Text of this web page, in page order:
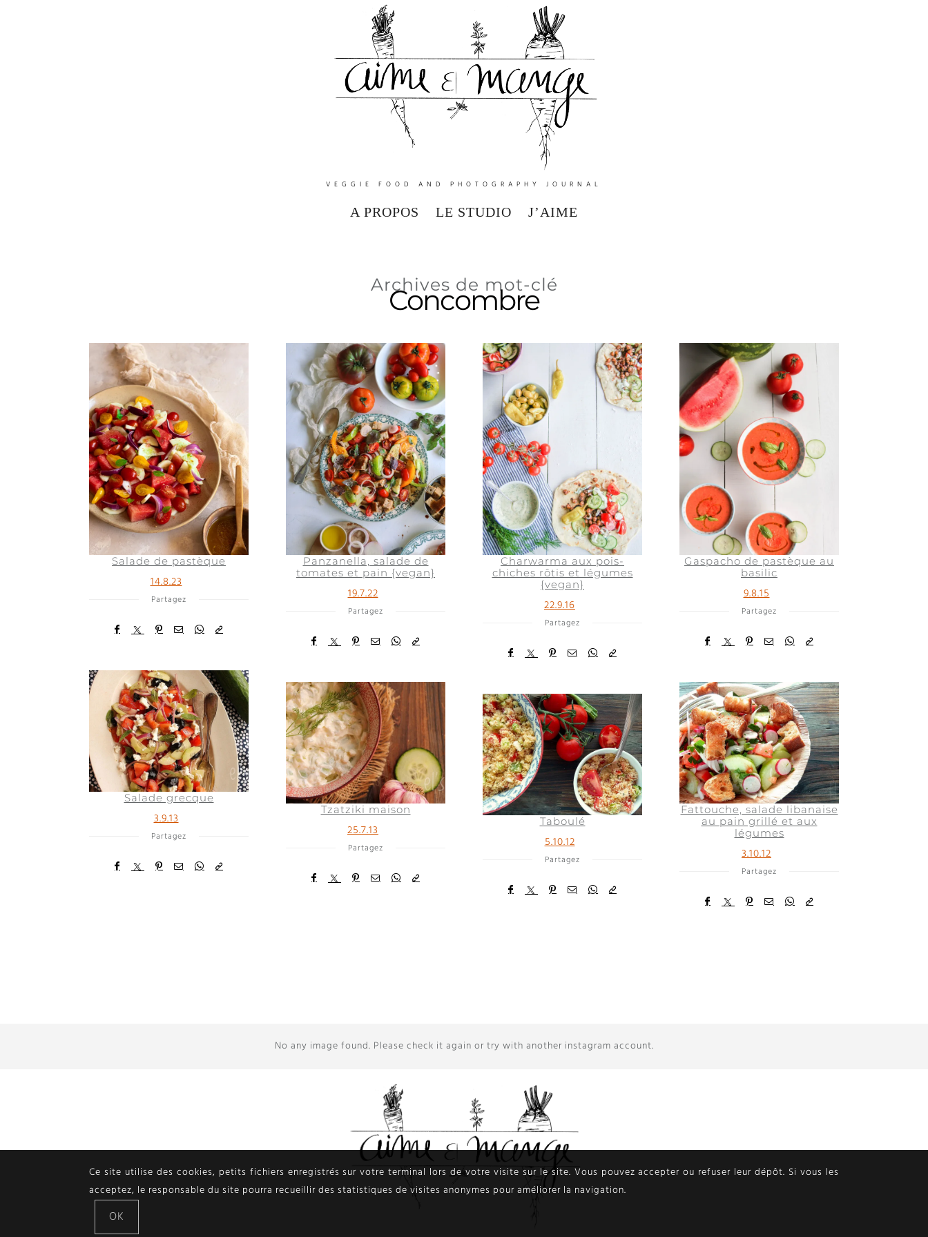
VEGGIE FOOD AND PHOTOGRAPHY JOURNAL
A PROPOS LE STUDIO J’AIME
Archives de mot-clé
Concombre
Salade de pastèque
14.8.23
Partagez
Panzanella, salade de
tomates et pain {vegan}
19.7.22
Partagez
Charwarma aux pois-
chiches rôtis et légumes
{vegan}
22.9.16
Partagez
Gaspacho de pastèque au
basilic
9.8.15
Partagez
Salade grecque
3.9.13
Partagez
Tzatziki maison
25.7.13
Partagez
Taboulé
5.10.12
Partagez
Fattouche, salade libanaise
au pain grillé et aux
légumes
3.10.12
Partagez
No any image found. Please check it again or try with another instagram account.
Ce site utilise des cookies, petits fichiers enregistrés sur votre terminal lors de votre visite sur le site. Vous pouvez accepter ou refuser leur dépôt. Si vous les
acceptez, le responsable du site pourra recueillir des statistiques de visites anonymes pour améliorer la navigation.
OK